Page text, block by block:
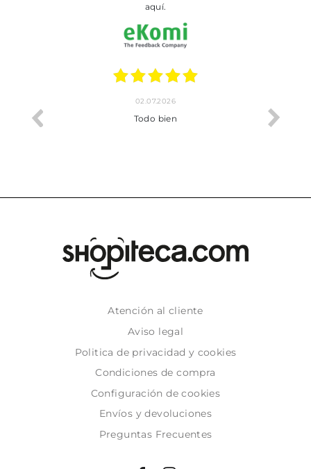
aquí.
02.07.2026
Todo bien
Atención al cliente
Aviso legal
Politica de privacidad y cookies
Condiciones de compra
Configuración de cookies
Envíos y devoluciones
Preguntas Frecuentes